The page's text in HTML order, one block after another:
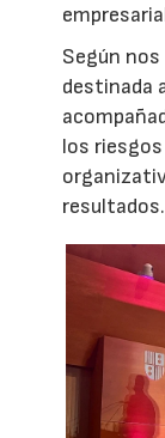
Según
destinada
los
resultados.